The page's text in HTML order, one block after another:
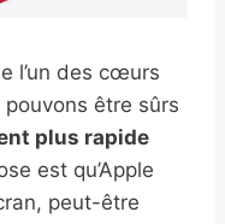
l’un des cœurs
pouvons être sûrs
plus rapide
est qu’Apple
peut-être